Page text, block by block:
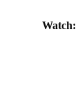
Watch: